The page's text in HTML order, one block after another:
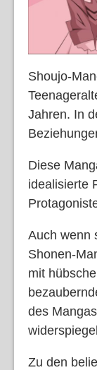
Shoujo-
Jahren. In
Diese
idealisierte
Auch wenn
Shonen-
mit
des
Zu den